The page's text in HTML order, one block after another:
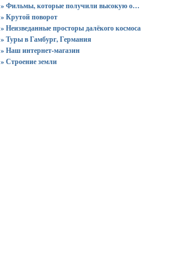
» Фильмы, которые получили высокую оценку зрителей
» Крутой поворот
» Неизведанные просторы далёкого космоса
» Туры в Гамбург, Германия
» Наш интернет-магазин
» Строение земли